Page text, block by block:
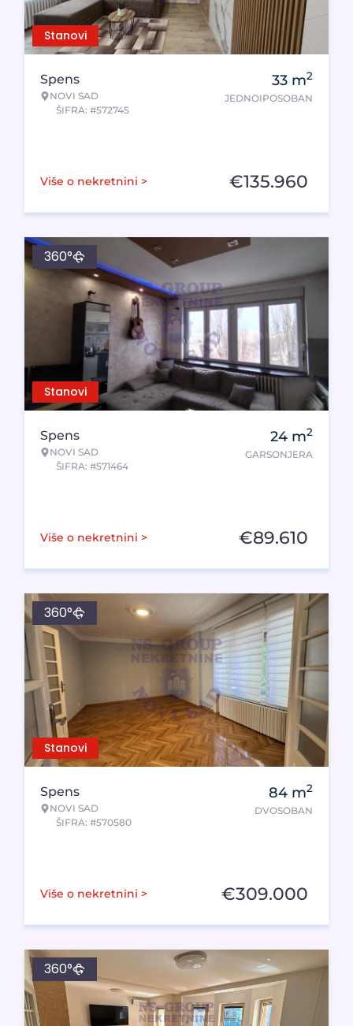
Stanovi
Spens
NOVI SAD
ŠIFRA: #572745
33 m2
JEDNOIPOSOBAN
Više o nekretnini > €135.960
Stanovi
360°
Spens
NOVI SAD
ŠIFRA: #571464
24 m2
GARSONJERA
Više o nekretnini > €89.610
Stanovi
360°
Spens
NOVI SAD
ŠIFRA: #570580
84 m2
DVOSOBAN
Više o nekretnini > €309.000
360°